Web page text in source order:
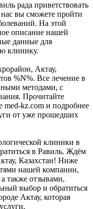
рада приветствовать
вы сможете пройти
На этой
описание нашей
данные для
клинику.
Актау,
%N%. Все лечение в
методами, с
Прочитайте
kz.com и подробнее
от уже прошедших
клиники в
в Равиль. Ждём
Казахстан! Ниже
нашей компании,
также отзывами,
выбор и обратиться
Актау, которая